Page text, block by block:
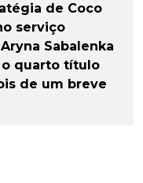
de Coco
serviço
Sabalenka
quarto título
de um breve